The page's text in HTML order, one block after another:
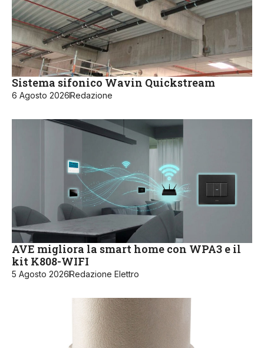
Sistema sifonico Wavin Quickstream
6 Agosto 2026Redazione
AVE migliora la smart home con WPA3 e il
kit K808-WIFI
5 Agosto 2026Redazione Elettro